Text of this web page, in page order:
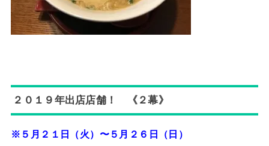
２０１９年出店店舗！ 《２幕》
※５月２１日（火）〜５月２６日（日）